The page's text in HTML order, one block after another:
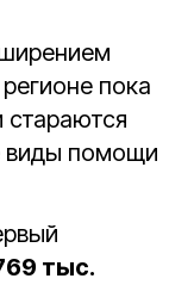
пока
стараются
виды помощи
тыс.